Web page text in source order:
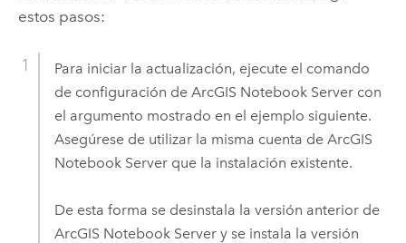
estos pasos:
Para iniciar la actualización, ejecute el comando
de configuración de ArcGIS Notebook Servercon
el argumento mostrado en el ejemplo siguiente.
Asegúrese de utilizar la misma cuenta de ArcGIS
Notebook Serverque la instalación existente.
De esta forma se desinstala la versión anterior de
ArcGIS Notebook Servery se instala la versión